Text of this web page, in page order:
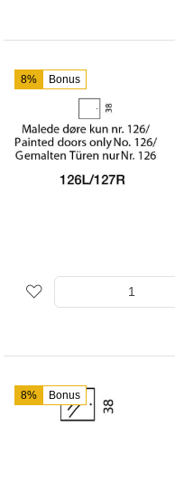
8% Bonus
8% Bonus